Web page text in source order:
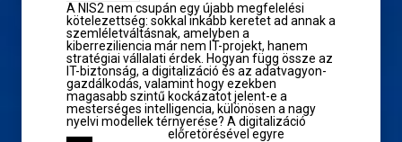
A NIS2 nem csupán egy újabb megfelelési
kötelezettség: sokkal inkább keretet ad annak a
szemléletváltásnak, amelyben a
kiberreziliencia már nem IT-projekt, hanem
stratégiai vállalati érdek. Hogyan függ össze az
IT-biztonság, a digitalizáció és az adatvagyon-
gazdálkodás, valamint hogy ezekben
magasabb szintű kockázatot jelent-e a
mesterséges intelligencia, különösen a nagy
nyelvi modellek térnyerése? A digitalizáció
előretörésével egyre